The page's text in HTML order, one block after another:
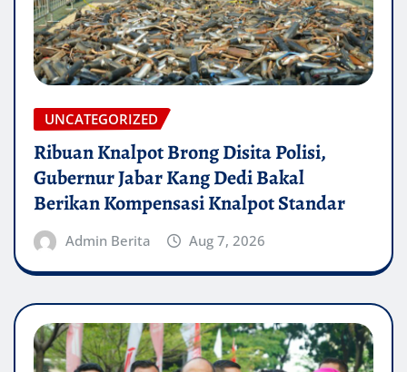
UNCATEGORIZED
Ribuan Knalpot Brong Disita Polisi,
Gubernur Jabar Kang Dedi Bakal
Berikan Kompensasi Knalpot Standar
Admin Berita Aug 7, 2026